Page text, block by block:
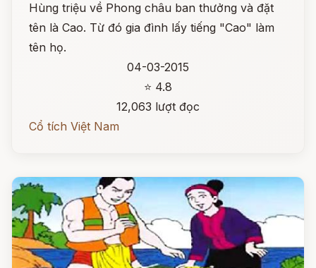
Hùng triệu về Phong châu ban thưởng và đặt
tên là Cao. Từ đó gia đình lấy tiếng "Cao" làm
tên họ.
04-03-2015
⭐ 4.8
12,063 lượt đọc
Cổ tích Việt Nam